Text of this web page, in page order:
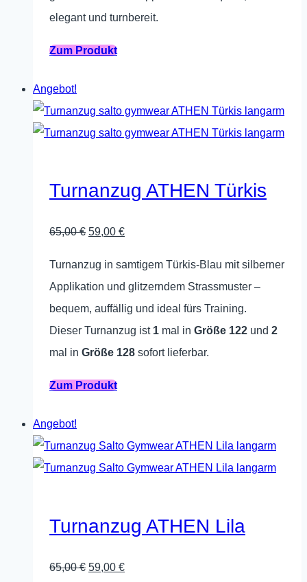
elegant und turnbereit.
Zum ProduktDieses
mehrere
Varianten
Optionen
können
der
Produktseite
gewählt
werden
Angebot!
Turnanzug ATHEN Türkis
65,00€ Ursprünglicher
59,00 €Aktueller
Turnanzug in samtigem Türkis-Blau mit silberner
Applikation und glitzerndem Strassmuster –
bequem, auffällig und ideal fürs Training.
Dieser Turnanzug ist 1 mal in Größe 122 und 2
mal in Größe 128 sofort lieferbar.
Zum ProduktDieses
mehrere
Varianten
Optionen
können
Angebot!
Turnanzug ATHEN Lila
65,00€ Ursprünglicher
59,00 €Aktueller